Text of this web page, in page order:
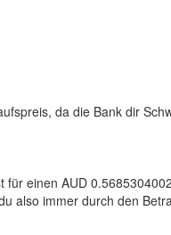
da die Bank dir
einen AUD
also immer durch den